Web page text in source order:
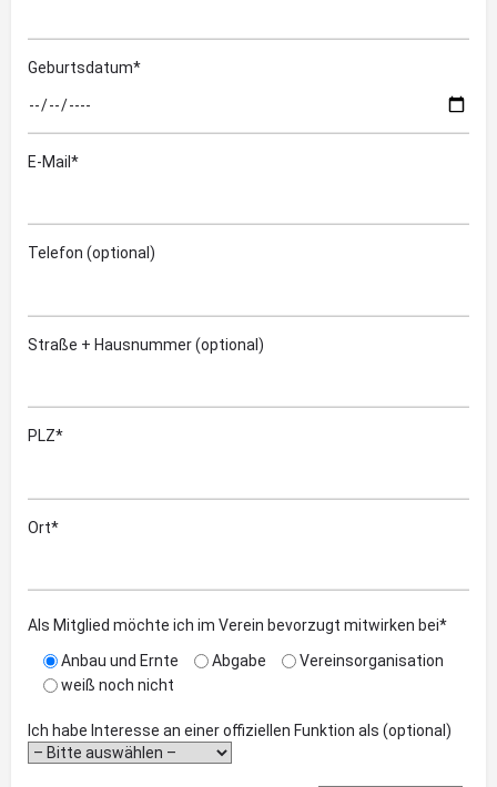
Geburtsdatum*
E-Mail*
Telefon (optional)
Straße + Hausnummer (optional)
PLZ*
Ort*
Als Mitglied möchte ich im Verein bevorzugt mitwirken bei*
Anbau und Ernte
Abgabe
Vereinsorganisation
weiß noch nicht
Ich habe Interesse an einer offiziellen Funktion als (optional)